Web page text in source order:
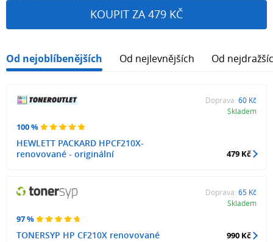
KOUPIT ZA 479 KČ
Od nejoblíbenějších Od nejlevnějších Od
100 %
HEWLETT PACKARD HPCF210X-
renovované - originální
Doprava: 60 Kč
Skladem
479 Kč
97 %
TONERSYP HP CF210X renovované
Doprava: 65 Kč
Skladem
990 Kč